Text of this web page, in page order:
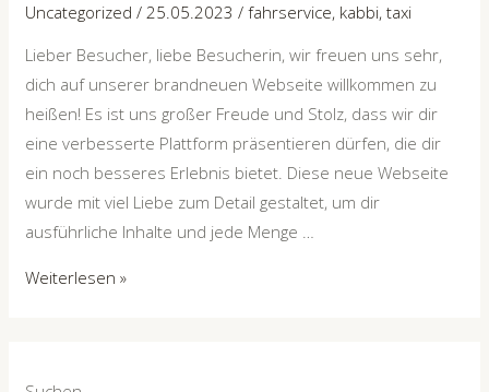
Uncategorized /25.05.2023 /fahrservice, kabbi,taxi
Lieber Besucher, liebe Besucherin, wir freuen uns sehr,
dich auf unserer brandneuen Webseite willkommen zu
heißen! Es ist uns großer Freude und Stolz, dass wir dir
eine verbesserte Plattform präsentieren dürfen, die dir
ein noch besseres Erlebnis bietet. Diese neue Webseite
wurde mit viel Liebe zum Detail gestaltet, um dir
ausführliche Inhalte und jede Menge …
Weiterlesen »